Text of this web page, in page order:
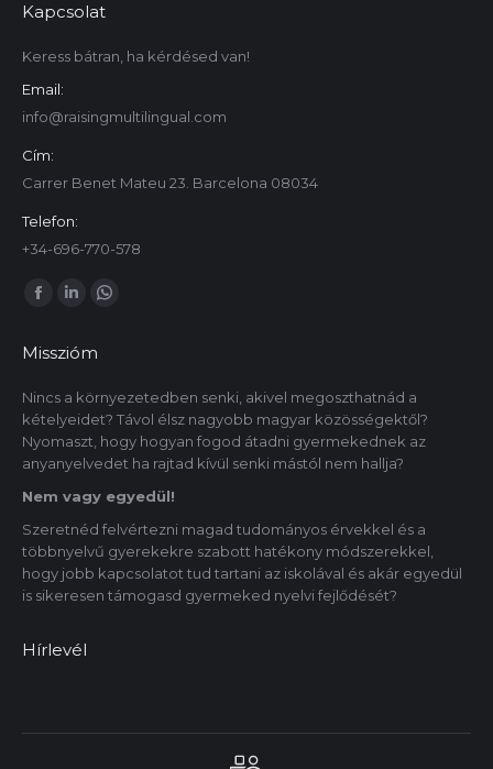
Kapcsolat
Keress bátran, ha kérdésed van!
Email:
info@raisingmultilingual.com
Cím:
Carrer Benet Mateu 23. Barcelona 08034
Telefon:
+34-696-770-578
Itt is megtalálsz minket:
Facebook
új
ablakban
nyílik
meg.
Linkedin
új
ablakban
nyílik
meg.
Whatsapp
ablakban
nyílik
meg.
Misszióm
Nincs a környezetedben senki, akivel megoszthatnád a
kételyeidet? Távol élsz nagyobb magyar közösségektől?
Nyomaszt, hogy hogyan fogod átadni gyermekednek az
anyanyelvedet ha rajtad kívül senki mástól nem hallja?
Nem vagy egyedül!
Szeretnéd felvértezni magad tudományos érvekkel és a
többnyelvű gyerekekre szabott hatékony módszerekkel,
hogy jobb kapcsolatot tud tartani az iskolával és akár egyedül
is sikeresen támogasd gyermeked nyelvi fejlődését?
Hírlevél